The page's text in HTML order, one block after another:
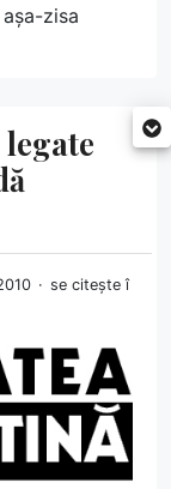
zisa
se citește î